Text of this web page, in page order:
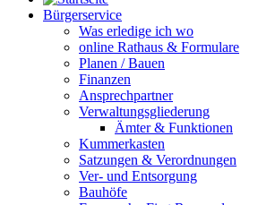
Bürgerservice
Was erledige ich wo
online Rathaus & Formulare
Planen / Bauen
Finanzen
Ansprechpartner
Verwaltungsgliederung
Ämter & Funktionen
Kummerkasten
Satzungen & Verordnungen
Ver- und Entsorgung
Bauhöfe